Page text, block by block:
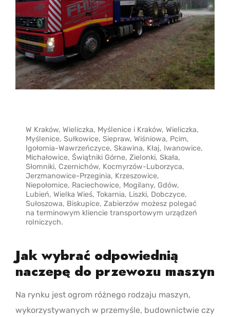
W Kraków, Wieliczka, Myślenice i Kraków, Wieliczka,
Myślenice, Sułkowice, Siepraw, Wiśniowa, Pcim,
Igołomia-Wawrzeńczyce, Skawina, Kłaj, Iwanowice,
Michałowice, Świątniki Górne, Zielonki, Skała,
Słomniki, Czernichów, Kocmyrzów-Luborzyca,
Jerzmanowice-Przeginia, Krzeszowice,
Niepołomice, Raciechowice, Mogilany, Gdów,
Lubień, Wielka Wieś, Tokarnia, Liszki, Dobczyce,
Sułoszowa, Biskupice, Zabierzów możesz polegać
na terminowym kliencie transportowym urządzeń
rolniczych.
Jak wybrać odpowiednią
naczepę do przewozu maszyn
Na rynku jest ogrom różnego rodzaju maszyn,
wykorzystywanych w przemyśle, budownictwie czy